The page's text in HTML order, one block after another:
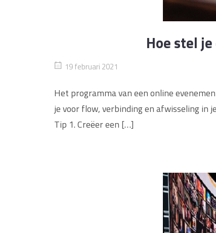
Hoe stel
19 februari 2021
Het programma van een online
je voor flow, verbinding en afwisseling in
Tip 1. Creëer een […]